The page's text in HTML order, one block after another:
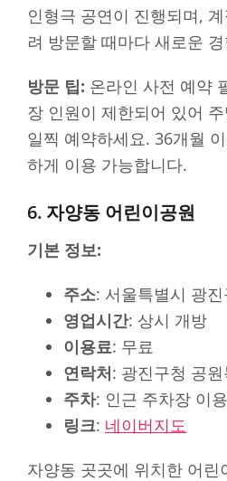
인형극 공연이 진행되며,
려 방문할 때마다 새로운
방문 팁: 온라인 사전 예약
장 인원이 제한되어 있어
일찍 예약하세요. 36개월
하게 이용 가능합니다.
6. 자양동 어린이공원
기본 정보:
주소: 서울특별시 광
영업시간: 상시 개방
이용료: 무료
연락처: 광진구청 공
주차: 인근 주차장 이용
링크: 네이버지도
자양동 곳곳에 위치한 어린